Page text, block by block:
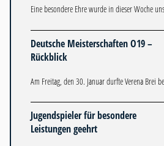
Eine besondere Ehre wurde in dieser Woche
Deutsche Meisterschaften O19 –
Rückblick
Am Freitag, den 30. Januar durfte Verena Brei
Jugendspieler für besondere
Leistungen geehrt